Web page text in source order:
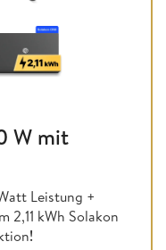
W mit
Leistung +
2,11 kWh Solakon
!